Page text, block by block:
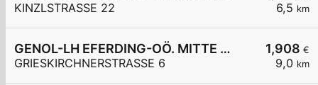
6,5 km
KINZLSTRASSE 22
1,908 €
9,0 km
GENOL-LH EFERDING-OÖ. MITTE eGen
GRIESKIRCHNERSTRASSE 6